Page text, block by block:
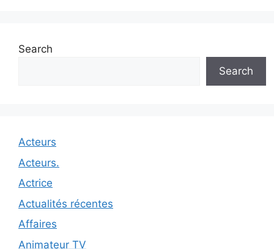
Search
Search
Acteurs
Acteurs.
Actrice
Actualités récentes
Affaires
Animateur TV